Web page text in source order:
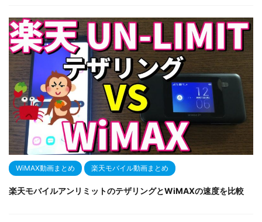
WiMAX動画まとめ 楽天モバイル動画まとめ
楽天モバイルアンリミットのテザリングとWiMAXの速度を比較